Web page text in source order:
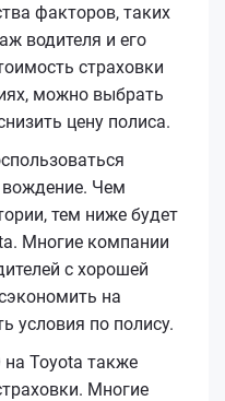
факторов, таких
водителя и его
страховки
можно выбрать
цену полиса.
Чем
тем ниже будет
Многие компании
с хорошей
на
условия по полису.
Toyota также
Многие